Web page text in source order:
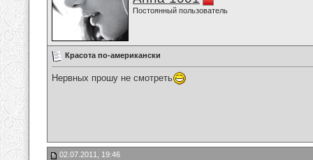
Постоянный пользователь
Красота по-американски
Нервных прошу не смотреть
02.07.2011, 19:46